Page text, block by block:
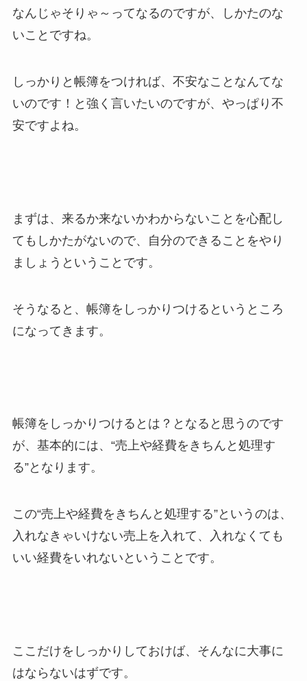
なんじゃそりゃ～ってなるのですが、しかたのな
いことですね。
しっかりと帳簿をつければ、不安なことなんてな
いのです！と強く言いたいのですが、やっぱり不
安ですよね。
まずは、来るか来ないかわからないことを心配し
てもしかたがないので、自分のできることをやり
ましょうということです。
そうなると、帳簿をしっかりつけるというところ
になってきます。
帳簿をしっかりつけるとは？となると思うのです
が、基本的には、“売上や経費をきちんと処理す
る”となります。
この“売上や経費をきちんと処理する”というのは、
入れなきゃいけない売上を入れて、入れなくても
いい経費をいれないということです。
ここだけをしっかりしておけば、そんなに大事に
はならないはずです。